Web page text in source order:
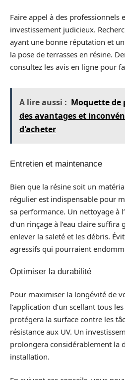
Faire appel à des professionnels
investissement judicieux.
ayant une bonne réputation et
la pose de terrasses en résine.
consultez les avis en ligne pour
A lire aussi : Moquette de
des avantages et
d'acheter
Entretien et maintenance
Bien que la résine soit un
régulier est indispensable pour
sa performance. Un nettoyage à
d’un rinçage à l’eau claire
enlever la saleté et les débris.
agressifs qui pourraient
Optimiser la durabilité
Pour maximiser la longévité de
l’application d’un scellant tous
protégera la surface contre les
résistance aux UV. Un
prolongera considérablement la
installation.